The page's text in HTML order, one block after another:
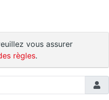
vous assurer
règles.